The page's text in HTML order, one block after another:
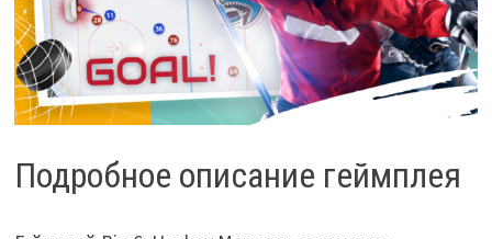
Подробное описание геймплея